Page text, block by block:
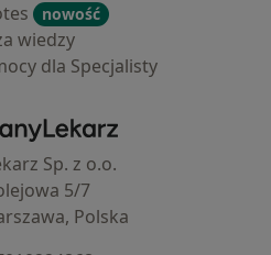
nowość
wiedzy
dla Specjalisty
ZnanyLekarz - Strona główna
Sp. z o.o.
5/7
Polska